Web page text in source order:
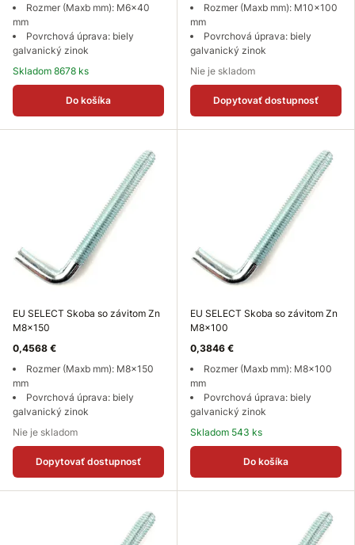
Rozmer (Maxb mm): M6x40
mm
Povrchová úprava: biely
galvanický zinok
Skladom 8678 ks
Do košíka
Rozmer (Maxb mm): M10x100
mm
Povrchová úprava: biely
galvanický zinok
Nie je skladom
Dopytovať dostupnosť
EU SELECT Skoba so závitom Zn
M8x150
0,4568 €
Rozmer (Maxb mm): M8x150
mm
Povrchová úprava: biely
galvanický zinok
Nie je skladom
Dopytovať dostupnosť
EU SELECT Skoba so závitom Zn
M8x100
0,3846 €
Rozmer (Maxb mm): M8x100
mm
Povrchová úprava: biely
galvanický zinok
Skladom 543 ks
Do košíka